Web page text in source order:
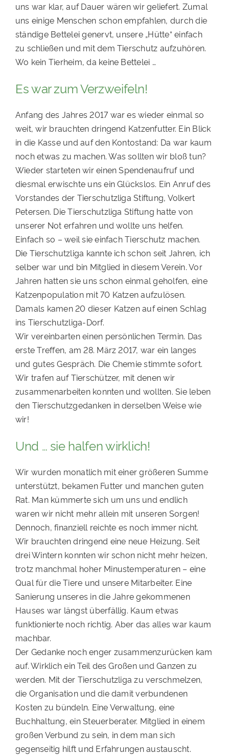
uns war klar, auf Dauer wären wir geliefert. Zumal
uns einige Menschen schon empfahlen, durch die
ständige Bettelei genervt, unsere „Hütte“ einfach
zu schließen und mit dem Tierschutz aufzuhören.
Wo kein Tierheim, da keine Bettelei …
Es war zum Verzweifeln!
Anfang des Jahres 2017 war es wieder einmal so
weit, wir brauchten dringend Katzenfutter. Ein Blick
in die Kasse und auf den Kontostand: Da war kaum
noch etwas zu machen. Was sollten wir bloß tun?
Wieder starteten wir einen Spendenaufruf und
diesmal erwischte uns ein Glückslos. Ein Anruf des
Vorstandes der Tierschutzliga Stiftung, Volkert
Petersen. Die Tierschutzliga Stiftung hatte von
unserer Not erfahren und wollte uns helfen.
Einfach so – weil sie einfach Tierschutz machen.
Die Tierschutzliga kannte ich schon seit Jahren, ich
selber war und bin Mitglied in diesem Verein. Vor
Jahren hatten sie uns schon einmal geholfen, eine
Katzenpopulation mit 70 Katzen aufzulösen.
Damals kamen 20 dieser Katzen auf einen Schlag
ins Tierschutzliga-Dorf.
Wir vereinbarten einen persönlichen Termin. Das
erste Treffen, am 28. März 2017, war ein langes
und gutes Gespräch. Die Chemie stimmte sofort.
Wir trafen auf Tierschützer, mit denen wir
zusammenarbeiten konnten und wollten. Sie leben
den Tierschutzgedanken in derselben Weise wie
wir!
Und … sie halfen wirklich!
Wir wurden monatlich mit einer größeren Summe
unterstützt, bekamen Futter und manchen guten
Rat. Man kümmerte sich um uns und endlich
waren wir nicht mehr allein mit unseren Sorgen!
Dennoch, finanziell reichte es noch immer nicht.
Wir brauchten dringend eine neue Heizung. Seit
drei Wintern konnten wir schon nicht mehr heizen,
trotz manchmal hoher Minustemperaturen – eine
Qual für die Tiere und unsere Mitarbeiter. Eine
Sanierung unseres in die Jahre gekommenen
Hauses war längst überfällig. Kaum etwas
funktionierte noch richtig. Aber das alles war kaum
machbar.
Der Gedanke noch enger zusammenzurücken kam
auf. Wirklich ein Teil des Großen und Ganzen zu
werden. Mit der Tierschutzliga zu verschmelzen,
die Organisation und die damit verbundenen
Kosten zu bündeln. Eine Verwaltung, eine
Buchhaltung, ein Steuerberater. Mitglied in einem
großen Verbund zu sein, in dem man sich
gegenseitig hilft und Erfahrungen austauscht.